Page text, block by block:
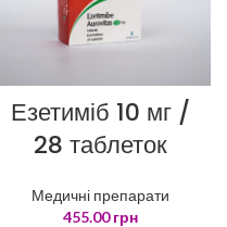
Езетиміб 10 мг /
28 таблеток
Медичні препарати
455.00грн